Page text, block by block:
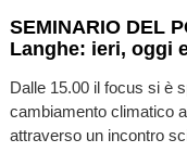
SEMINARIO DEL
Langhe: ieri, oggi
Dalle 15.00 il focus si è
cambiamento climatico
attraverso un incontro